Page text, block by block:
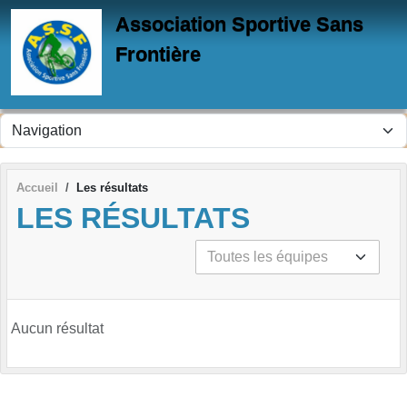
Association Sportive Sans
Frontière
Accueil Les résultats
LES RÉSULTATS
Aucun résultat
Panneau de gestion des cookies